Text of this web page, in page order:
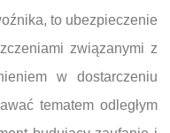
to ubezpieczenie
związanymi z
w dostarczeniu
tematem odległym